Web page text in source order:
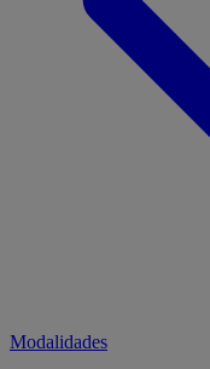
Modalidades